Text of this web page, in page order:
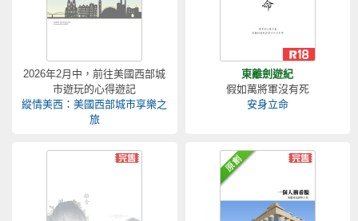
2026年2月中，前往美國西部城
市遊玩的心得遊記
縱情美西：美國西部城市享樂之
旅
東離劍遊紀
假如萬將軍沒有死
安身立命